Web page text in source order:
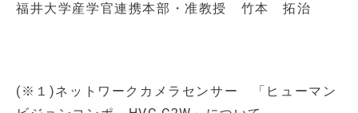
福井大学産学官連携本部・准教授 竹本 拓治
(※１)ネットワークカメラセンサー 「ヒューマン